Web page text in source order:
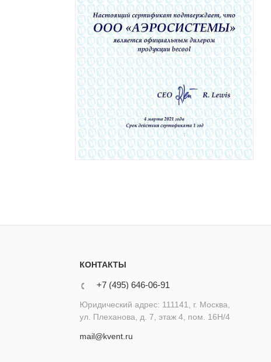
КОНТАКТЫ
+7 (495) 646-06-91
Юридический адрес: 111141, г. Москва,
ул. Плеханова, д. 7, этаж 4, пом. 16Н/4
mail@kvent.ru